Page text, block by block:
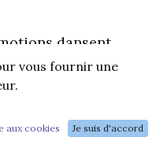
dansent.
: corps,
vous fournir une
aux cookies Je suis d'accord